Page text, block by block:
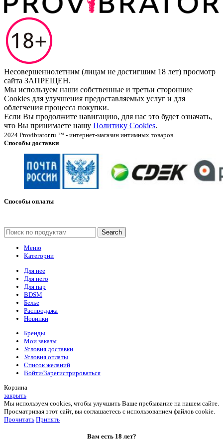
Несовершеннолетним (лицам не достигшим 18 лет) просмотр
сайта ЗАПРЕЩЕН.
Мы используем наши собственные и третьи сторонние
Cookies для улучшения предоставляемых услуг и для
облегчения процесса покупки.
Если Вы продолжите навигацию, для нас это будет означать,
что Вы принимаете нашу Политику Cookies.
2024 Provibrator.ru ™ - интернет-магазин интимных товаров.
Способы доставки
Способы оплаты
Search
Меню
Категории
Для нее
Для него
Для пар
BDSM
Белье
Распродажа
Новинки
Бренды
Мои заказы
Условия доставки
Условия оплаты
Список желаний
Войти/Зарегистрироваться
Корзина
закрыть
Мы используем cookies, чтобы улучшить Ваше пребывание на нашем сайте.
Просматривая этот сайт, вы соглашаетесь с использованием файлов cookie.
Прочитать Принять
Вам есть 18 лет?